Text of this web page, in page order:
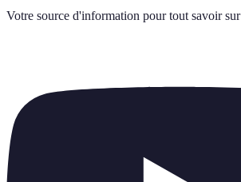
Votre source d'information pour tout savoir sur